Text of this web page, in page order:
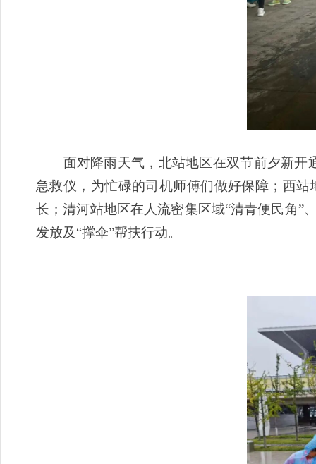
面对降雨天气，北站地区在双节前夕新开
急救仪，为忙碌的司机师傅们做好保障；西
长；清河站地区在人流密集区域“清青便民角”
发放及“撑伞”帮扶行动。